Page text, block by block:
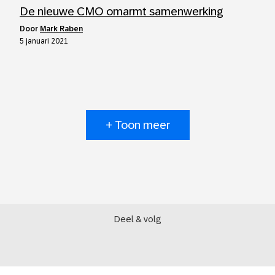
De nieuwe CMO omarmt samenwerking
door Mark Raben
5 januari 2021
+ Toon meer
Deel & volg